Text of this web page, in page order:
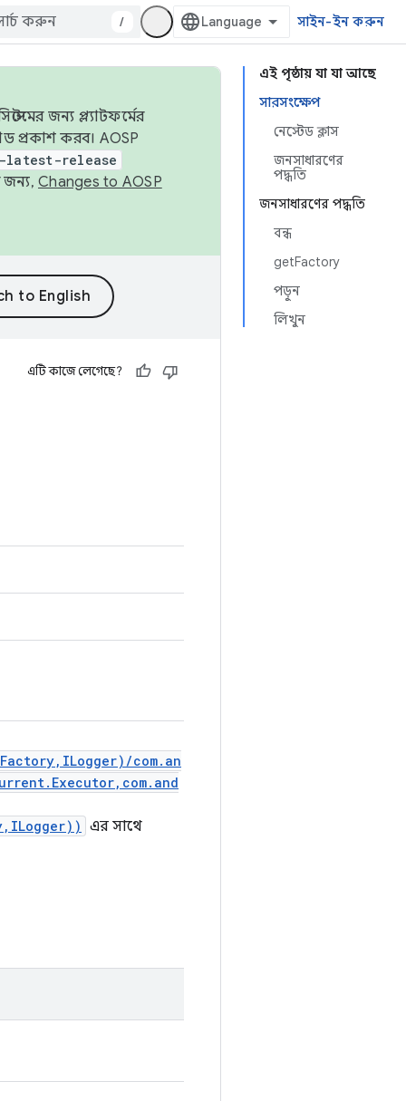
/ সাইন-ইন করুন
এই পৃষ্ঠায় যা যা আছে
সারসংক্ষেপ
নেস্টেড ক্লাস
জনসাধারণের
পদ্ধতি
জনসাধারণের পদ্ধতি
বন্ধ
getFactory
পড়ুন
লিখুন
জন্য প্ল্যাটফর্মের
প্রকাশ করব। AOSP
latest-release
জন্য, Changes to AOSP
এটি কাজে লেগেছে?
com.an
এর সাথে